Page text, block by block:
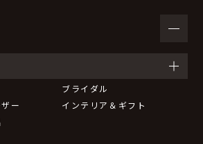
等の情報をお送りするため。
の第三者提供について
法令等による場合を除いて第三者に
ません。
ブライダル
ー
インテリア＆ギフト